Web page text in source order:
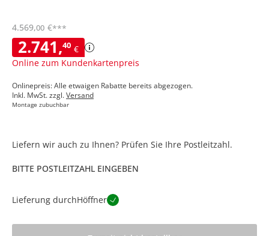
2.741,40 €
Online zum Kundenkartenpreis
4.569,00 €***
Onlinepreis: Alle etwaigen Rabatte bereits abgezogen.
Inkl. MwSt. zzgl.Versand
Montage zubuchbar
Liefern wir auch zu Ihnen? Prüfen Sie Ihre Postleitzahl.
BITTE POSTLEITZAHL EINGEBEN
Lieferung durchHöffner